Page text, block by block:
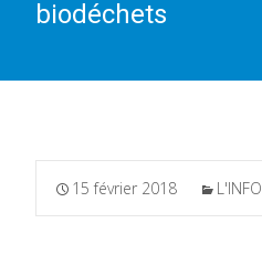
biodéchets
15 février 2018